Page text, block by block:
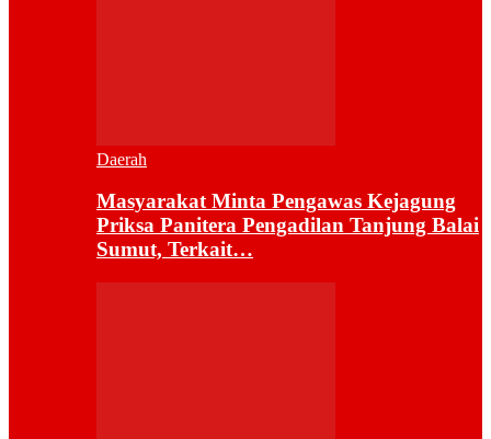
Daerah
Masyarakat Minta Pengawas Kejagung
Priksa Panitera Pengadilan Tanjung Balai
Sumut, Terkait…